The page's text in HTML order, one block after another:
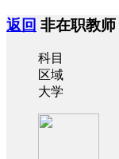
返回 非在职教师
科目
区域
大学